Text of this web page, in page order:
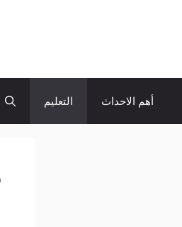
أهم الاحداث التعليم